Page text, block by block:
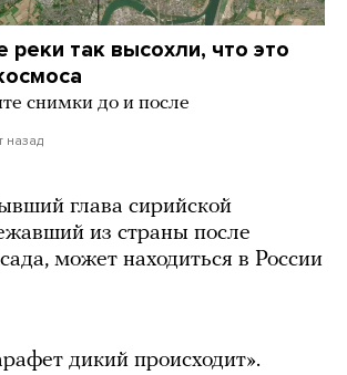
реки так высохли, что это
снимки до и после
назад
глава сирийской
из страны после
может находиться в России
дикий происходит».